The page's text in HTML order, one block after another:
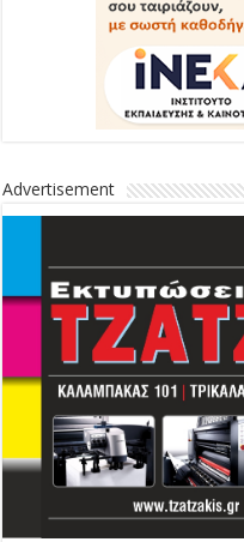
Advertisement